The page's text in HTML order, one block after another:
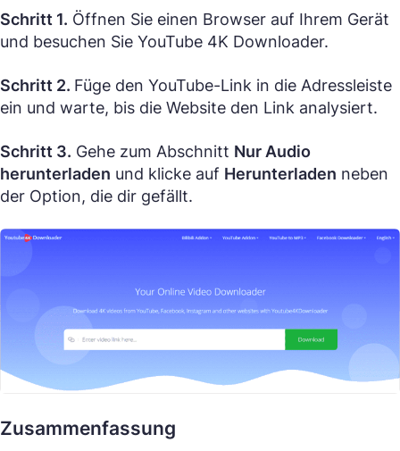
Schritt 1. Öffnen Sie einen Browser auf Ihrem Gerät
und besuchen Sie YouTube 4K Downloader.
Schritt 2. Füge den YouTube-Link in die Adressleiste
ein und warte, bis die Website den Link analysiert.
Schritt 3. Gehe zum Abschnitt Nur Audio
herunterladen und klicke auf Herunterladen neben
der Option, die dir gefällt.
Zusammenfassung